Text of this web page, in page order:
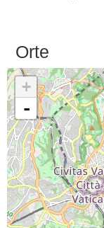
Orte
+
-